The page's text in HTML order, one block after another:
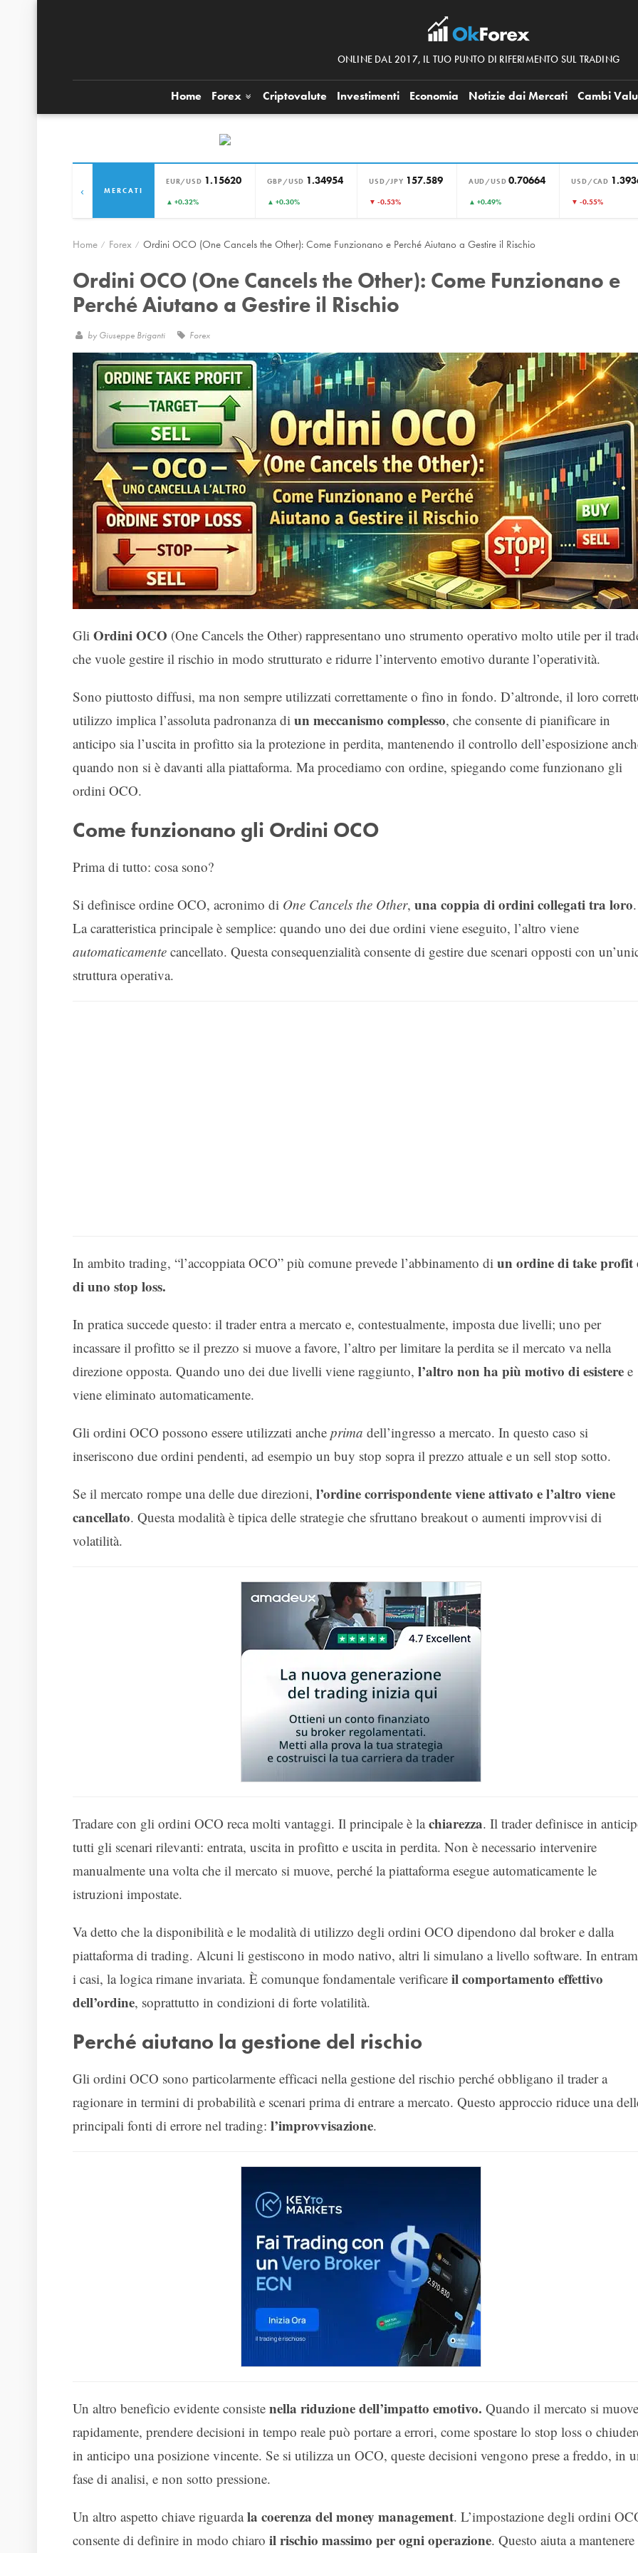
ONLINE DAL 2017, IL TUO PUNTO DI RIFERIMENTO SUL TRADING
Home Forex Criptovalute Investimenti Economia Notizie dai Mercati Cambi
MERCATI
EUR/USD 1.15620
▲ +0.32%
GBP/USD 1.34954
▲ +0.30%
USD/JPY 157.589
▼ -0.53%
AUD/USD 0.70664
▲ +0.49%
USD/CAD
▼ -0.55%
‹
Home Forex Ordini OCO (One Cancels the Other): Come Funzionano e Perché Aiutano a Gestire il Rischio
Ordini OCO (One Cancels the Other): Come Funzionano e
Perché Aiutano a Gestire il Rischio
by Giuseppe Briganti Forex
Gli Ordini OCO (One Cancels the Other) rappresentano uno strumento operativo molto utile per il
che vuole gestire il rischio in modo strutturato e ridurre l’intervento emotivo durante l’operatività.
Sono piuttosto diffusi, ma non sempre utilizzati correttamente o fino in fondo. D’altronde, il loro
utilizzo implica l’assoluta padronanza di un meccanismo complesso, che consente di pianificare in
anticipo sia l’uscita in profitto sia la protezione in perdita, mantenendo il controllo dell’esposizione
quando non si è davanti alla piattaforma. Ma procediamo con ordine, spiegando come funzionano gli
ordini OCO.
Come funzionano gli Ordini OCO
Prima di tutto: cosa sono?
Si definisce ordine OCO, acronimo di One Cancels the Other, una coppia di ordini collegati tra loro.
La caratteristica principale è semplice: quando uno dei due ordini viene eseguito, l’altro viene
automaticamente cancellato. Questa consequenzialità consente di gestire due scenari opposti con
struttura operativa.
In ambito trading, “l’accoppiata OCO” più comune prevede l’abbinamento di un ordine di take profit
di uno stop loss.
In pratica succede questo: il trader entra a mercato e, contestualmente, imposta due livelli; uno per
incassare il profitto se il prezzo si muove a favore, l’altro per limitare la perdita se il mercato va nella
direzione opposta. Quando uno dei due livelli viene raggiunto, l’altro non ha più motivo di esistere e
viene eliminato automaticamente.
Gli ordini OCO possono essere utilizzati anche prima dell’ingresso a mercato. In questo caso si
inseriscono due ordini pendenti, ad esempio un buy stop sopra il prezzo attuale e un sell stop sotto.
Se il mercato rompe una delle due direzioni, l’ordine corrispondente viene attivato e l’altro viene
cancellato. Questa modalità è tipica delle strategie che sfruttano breakout o aumenti improvvisi di
volatilità.
Tradare con gli ordini OCO reca molti vantaggi. Il principale è lachiarezza. Il trader definisce in
tutti gli scenari rilevanti: entrata, uscita in profitto e uscita in perdita. Non è necessario intervenire
manualmente una volta che il mercato si muove, perché la piattaforma esegue automaticamente le
istruzioni impostate.
Va detto che la disponibilità e le modalità di utilizzo degli ordini OCO dipendono dal broker e dalla
piattaforma di trading. Alcuni li gestiscono in modo nativo, altri li simulano a livello software. In
i casi, la logica rimane invariata. È comunque fondamentale verificare il comportamento effettivo
dell’ordine, soprattutto in condizioni di forte volatilità.
Perché aiutano la gestione del rischio
Gli ordini OCO sono particolarmente efficaci nella gestione del rischio perché obbligano il trader a
ragionare in termini di probabilità e scenari prima di entrare a mercato. Questo approccio riduce una
principali fonti di errore nel trading: l’improvvisazione.
Un altro beneficio evidente consiste nella riduzione dell’impatto emotivo. Quando il mercato si muove
rapidamente, prendere decisioni in tempo reale può portare a errori, come spostare lo stop loss o
in anticipo una posizione vincente. Se si utilizza un OCO, queste decisioni vengono prese a freddo, in
fase di analisi, e non sotto pressione.
Un altro aspetto chiave riguardala coerenza del money management. L’impostazione degli ordini
consente di definire in modo chiaro il rischio massimo per ogni operazione. Questo aiuta a mantenere